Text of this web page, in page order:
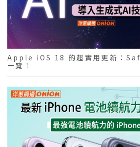
Apple iOS 18 的超實用更新：
一覽！